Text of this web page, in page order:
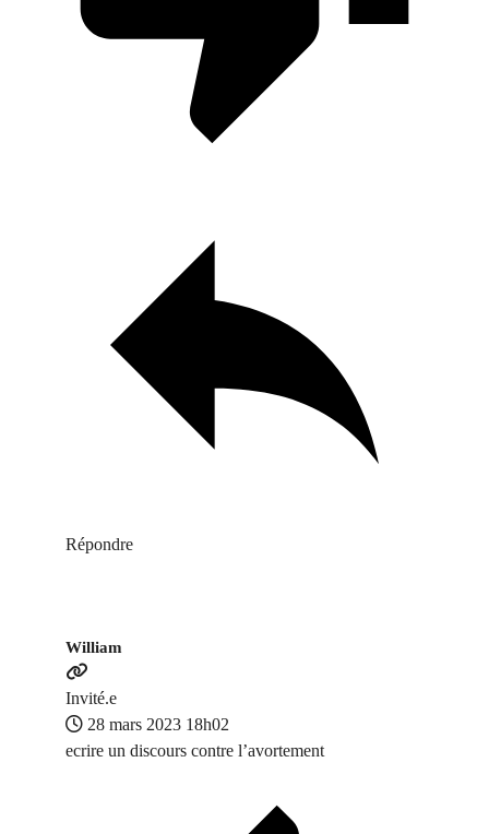
Répondre
William
Invité.e
28 mars 2023 18h02
ecrire un discours contre l’avortement